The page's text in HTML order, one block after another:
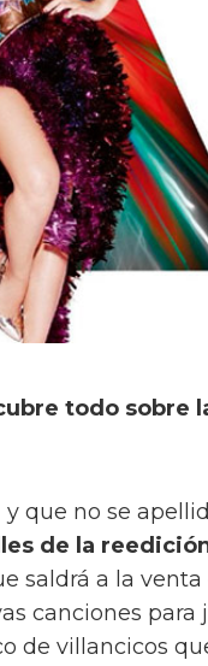
todo sobre
que no se
de la
saldrá a la
canciones para
de villancicos